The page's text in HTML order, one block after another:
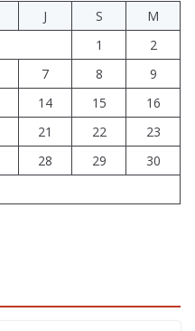
J S
M
1
2
7 8
9
14 15
16
21 22
23
28 29
30